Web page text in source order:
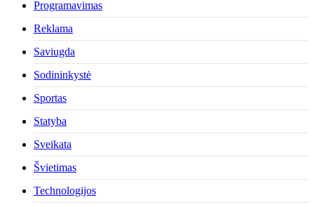
Programavimas
Reklama
Saviugda
Sodininkystė
Sportas
Statyba
Sveikata
Švietimas
Technologijos